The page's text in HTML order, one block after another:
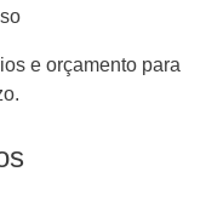
e orçamento para